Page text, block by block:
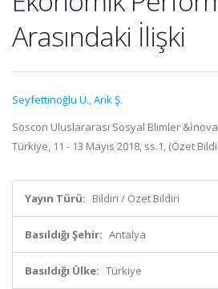
Arasındaki İlişki
Seyfettinoğlu Ü.,Arık Ş.
Soscon Uluslararası Sosyal Blimler
Türkiye, 11 - 13 Mayıs 2018, ss.1, (Özet
Yayın Türü: Bildiri / Özet Bildiri
Basıldığı Şehir: Antalya
Basıldığı Ülke: Türkiye